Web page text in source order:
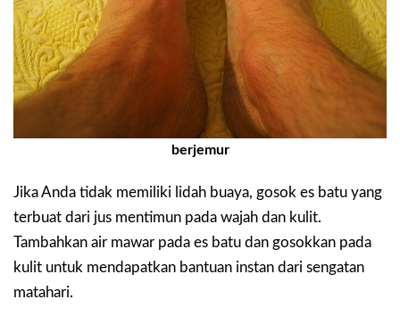
berjemur
Jika Anda tidak memiliki lidah buaya, gosok es batu yang
terbuat dari jus mentimun pada wajah dan kulit.
Tambahkan air mawar pada es batu dan gosokkan pada
kulit untuk mendapatkan bantuan instan dari sengatan
matahari.